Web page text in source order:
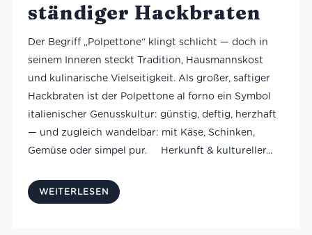
ständiger Hackbraten
Der Begriff „Polpettone“ klingt schlicht — doch in
seinem Inneren steckt Tradition, Hausmannskost
und kulinarische Vielseitigkeit. Als großer, saftiger
Hackbraten ist der Polpettone al forno ein Symbol
italienischer Genusskultur: günstig, deftig, herzhaft
— und zugleich wandelbar: mit Käse, Schinken,
Gemüse oder simpel pur. Herkunft & kultureller...
WEITERLESEN